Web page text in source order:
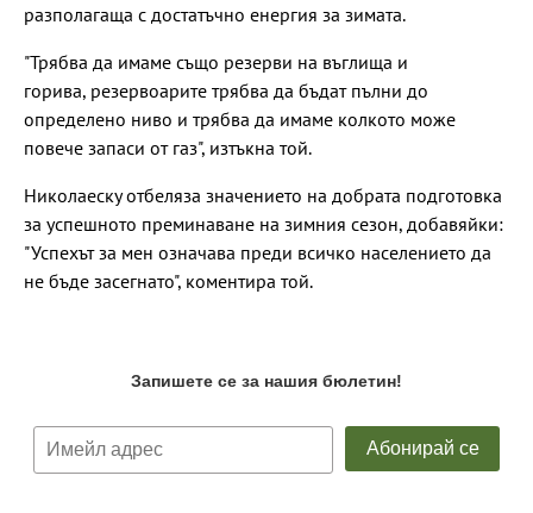
разполагаща с достатъчно енергия за зимата.
"Трябва да имаме също резерви на въглища и
горива, резервоарите трябва да бъдат пълни до
определено ниво и трябва да имаме колкото може
повече запаси от газ", изтъкна той.
Николаеску отбеляза значението на добрата подготовка
за успешното преминаване на зимния сезон, добавяйки:
"Успехът за мен означава преди всичко населението да
не бъде засегнато", коментира той.